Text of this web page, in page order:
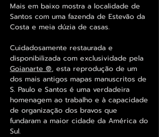
Mais em baixo mostra a localidade de
Santos com uma fazenda de Estevão da
Costa e meia dúzia de casas.
Cuidadosamente restaurada e
disponibilizada com exclusividade pela
Goianarte ®, esta reprodução de um
dos mais antigos mapas manuscritos de
S. Paulo e Santos é uma verdadeira
homenagem ao trabalho e à capacidade
de organização dos bravos que
fundaram a maior cidade da América do
Sul.